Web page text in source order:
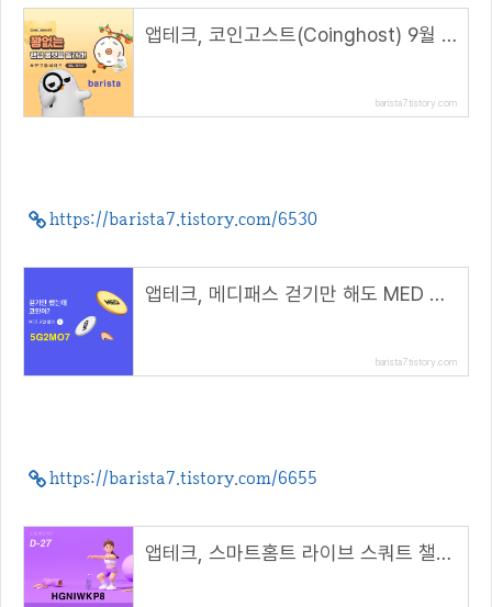
앱테크, 코인고스트(Coinghost) 9월 꽝없는 랜덤룰렛돌리기( 추천코드 : barista )
barista7.tistory.com
https://barista7.tistory.com/6530
앱테크, 메디패스 걷기만 해도 MED 코인 채굴( 추천코드 : 5G2MO7 )
barista7.tistory.com
https://barista7.tistory.com/6655
앱테크, 스마트홈트 라이브 스쿼트 챌린지, VX코인 지급( 초대코드 : HGNIWKP8 )